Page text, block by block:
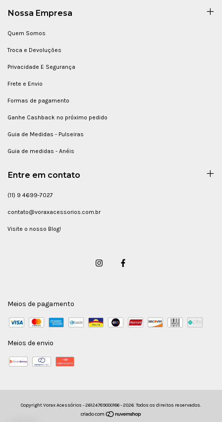
Nossa Empresa
Quem Somos
Troca e Devoluções
Privacidade E Segurança
Frete e Envio
Formas de pagamento
Ganhe Cashback no próximo pedido
Guia de Medidas - Pulseiras
Guia de medidas - Anéis
Entre em contato
(11) 9 4699-7027
contato@voraxacessorios.com.br
Visite o nosso Blog!
Meios de pagamento
Meios de envio
Copyright Vorax Acessórios - 26124789000186 - 2026. Todos os direitos reservados.